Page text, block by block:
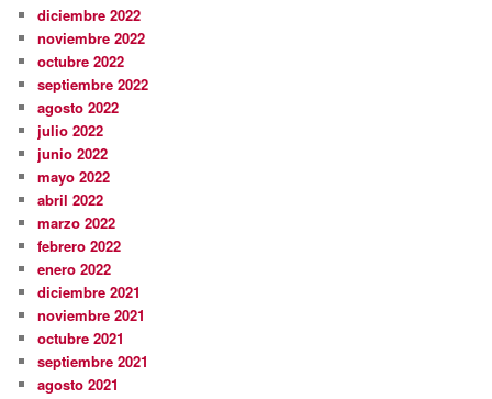
diciembre 2022
noviembre 2022
octubre 2022
septiembre 2022
agosto 2022
julio 2022
junio 2022
mayo 2022
abril 2022
marzo 2022
febrero 2022
enero 2022
diciembre 2021
noviembre 2021
octubre 2021
septiembre 2021
agosto 2021